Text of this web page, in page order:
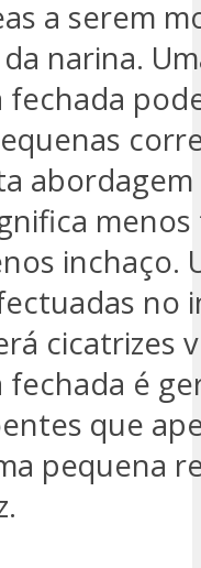
a serem
narina.
inchaço.
no
cicatrizes
é
que
pequena